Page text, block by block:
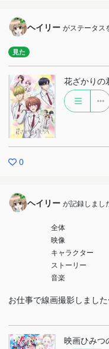
ヘイリー がステータス
見た
花ざかりの
0
ヘイリー が記録しまし
全体
映像
キャラクター
ストーリー
音楽
お仕事で線画撮影しました
映画ひみつ